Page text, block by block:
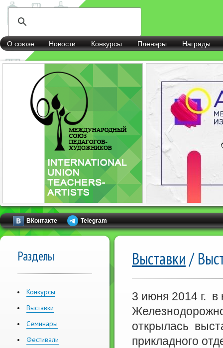
О союзе Новости Конкурсы Пленэры Награды
ВКонтакте Telegram
Разделы
Конкурсы
Выставки
Семинары
Фестивали
Выставки/
3 июня 2014 г. в
открылась
прикладного